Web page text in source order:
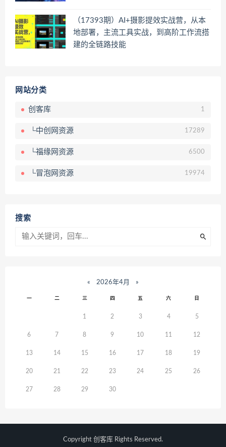
（17393期）AI+摄影提效实战营，从本
地部署，主流工具实战，到高阶工作流搭
建的全链路技能
网站分类
创客库 1
└中创网资源 17289
└福缘网资源 6500
└冒泡网资源 19974
搜索
« 2026年4月 »
一 二 三 四 五 六 日
1 2 3 4 5
6 7 8 9 10 11 12
13 14 15 16 17 18 19
20 21 22 23 24 25 26
27 28 29 30
Copyright 创客库 Rights Reserved.